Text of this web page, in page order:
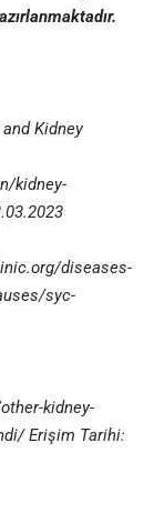
.
Kidney
kidney-
diseases-
syc-
kidney-
Erişim Tarihi: